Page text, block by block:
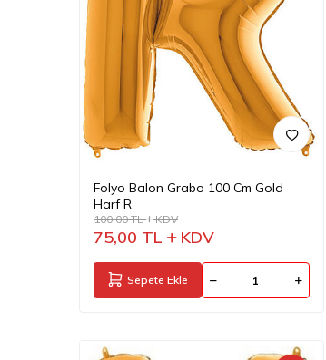
Folyo Balon Grabo 100 Cm Gold
Harf R
100,00TL KDV
75,00 TL KDV
Sepete Ekle